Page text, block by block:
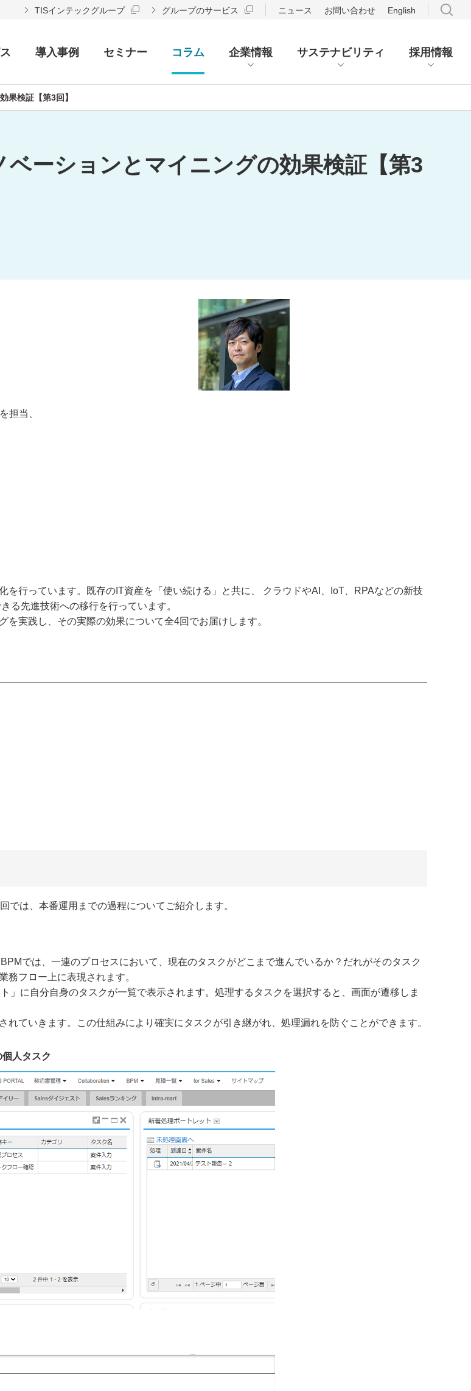
TISインテックグループ グループのサービス ニュース お問い合わせ English
導入事例 セミナー コラム 企業情報 サステナビリティ 採用情報
果検証【第3回】
ーションとマイニングの効果検証【第3
担当、
行っています。既存のIT資産を「使い続ける」と共に、 クラウドやAI、IoT、RPAなどの新技
る先進技術への移⾏を行っています。
実践し、その実際の効果について全4回でお届けします。
は、本番運用までの過程についてご紹介します。
では、一連のプロセスにおいて、現在のタスクがどこまで進んでいるか？だれがそのタスク
務フロー上に表現されます。
」に自分自身のタスクが一覧で表示されます。処理するタスクを選択すると、画面が遷移しま
ていきます。この仕組みにより確実にタスクが引き継がれ、処理漏れを防ぐことができます。
人タスク